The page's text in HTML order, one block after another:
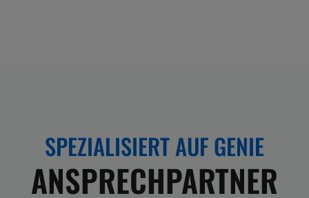
ANSPRECHPARTNER
Für die GENIE Neumaschinen sind wir Ihre